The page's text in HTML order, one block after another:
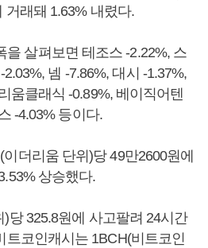
거래돼 1.63% 내렸다.
을 살펴보면 테조스 -2.22%, 스
넴 -7.86%, 대시 -1.37%,
움클래식 -0.89%, 베이직어텐
-4.03% 등이다.
더리움 단위)당 49만2600원에
상승했다.
당 325.8원에 사고팔려 24시간
트코인캐시는 1BCH(비트코인